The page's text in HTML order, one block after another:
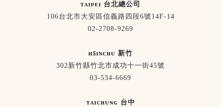
ᴛᴀɪᴘᴇɪ 台北總公司
106台北市大安區信義路四段6號14F-14
02-2708-9269
ʜꜱɪɴᴄʜᴜ 新竹
302新竹縣竹北市成功十一街45號
03-534-6669
ᴛᴀɪᴄʜᴜɴɢ 台中